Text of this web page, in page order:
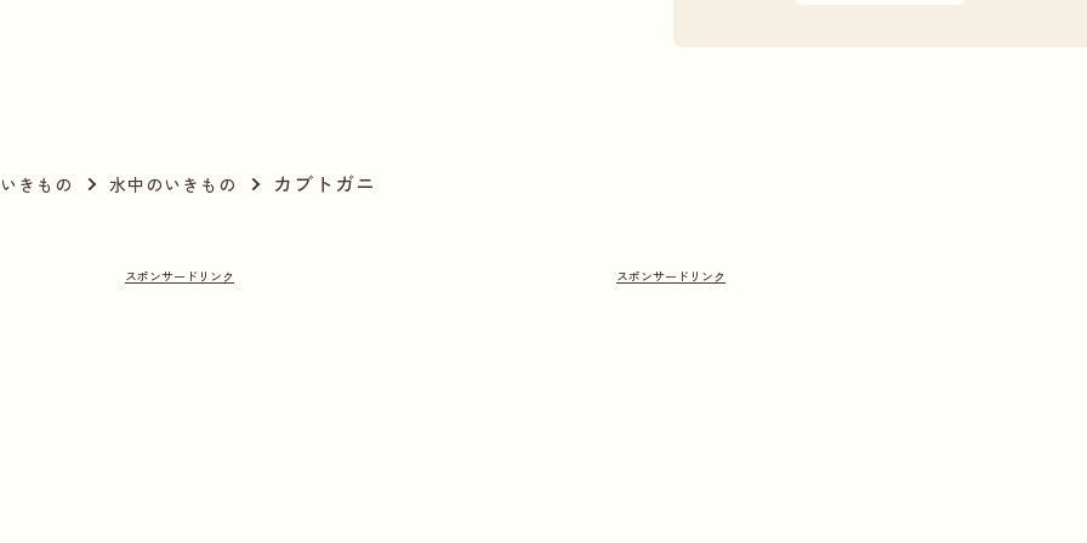
いきもの 水中のいきもの カブトガニ